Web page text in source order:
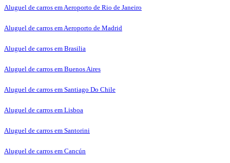
Aluguel de carros em Aeroporto de Rio de Janeiro
Aluguel de carros em Aeroporto de Madrid
Aluguel de carros em Brasilia
Aluguel de carros em Buenos Aires
Aluguel de carros em Santiago Do Chile
Aluguel de carros em Lisboa
Aluguel de carros em Santorini
Aluguel de carros em Cancún